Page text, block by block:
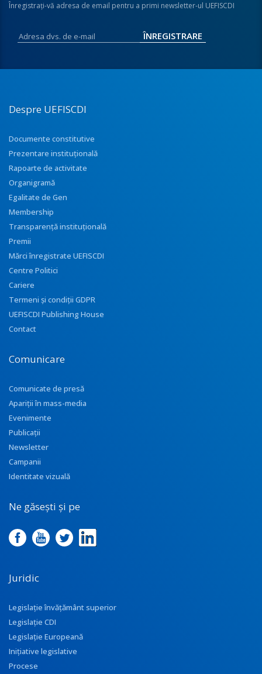
Înregistraţi-vă adresa de email pentru a primi newsletter-ul UEFISCDI
Despre UEFISCDI
Documente constitutive
Prezentare instituţională
Rapoarte de activitate
Organigramă
Egalitate de Gen
Membership
Transparenţă instituţională
Premii
Mărci înregistrate UEFISCDI
Centre Politici
Cariere
Termeni și condiții GDPR
UEFISCDI Publishing House
Contact
Comunicare
Comunicate de presă
Apariţii în mass-media
Evenimente
Publicații
Newsletter
Campanii
Identitate vizuală
Ne găsești și pe
Juridic
Legislație învățământ superior
Legislație CDI
Legislație Europeană
Inițiative legislative
Procese